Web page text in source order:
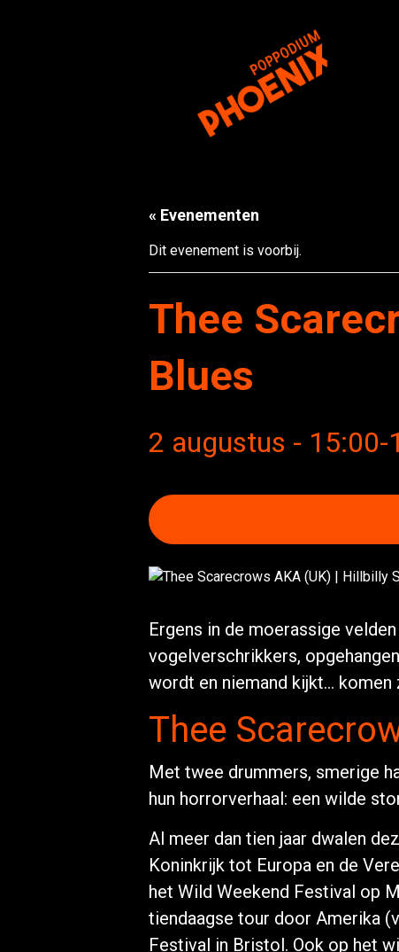
« Evenementen
Dit evenement is voorbij.
Thee
Blues
2 augustus - 15:00-
Ergens in de moerassige
vogelverschrikkers,
wordt en niemand kijkt… komen
Thee
Met twee drummers, smerige
hun horrorverhaal: een wilde
Al meer dan tien jaar dwalen
Koninkrijk tot Europa en de
het Wild Weekend Festival op
tiendaagse tour door Amerika
Festival in Bristol. Ook op het